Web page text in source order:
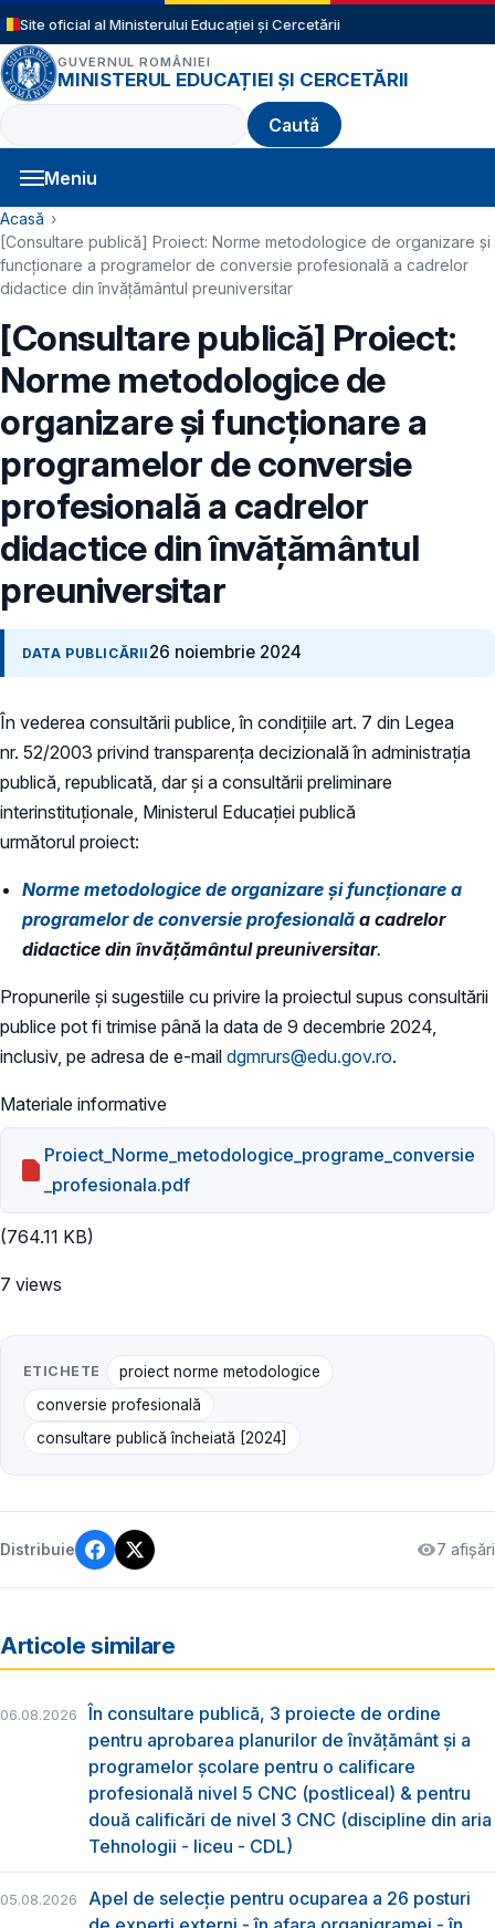
Sari la conținutul principal
Site oficial al Ministerului Educației și Cercetării
GUVERNUL ROMÂNIEI
MINISTERUL EDUCAȚIEI ȘI CERCETĂRII
Caută
Meniu
Navigație principală
Cale de navigare
Acasă
[Consultare publică] Proiect: Norme metodologice de organizare şi
funcționare a programelor de conversie profesională a cadrelor
didactice din învățământul preuniversitar
[Consultare publică] Proiect:
Norme metodologice de
organizare şi funcționare a
programelor de conversie
profesională a cadrelor
didactice din învățământul
preuniversitar
DATA PUBLICĂRII 26 noiembrie 2024
În vederea consultării publice, în condiţiile art. 7 din Legea
nr. 52/2003 privind transparenţa decizională în administraţia
publică, republicată, dar și a consultării preliminare
interinstituționale, Ministerul Educaţiei publică
următorul proiect:
Norme metodologice de organizare şi funcționare a
programelor de conversie profesională a cadrelor
didactice din învățământul preuniversitar.
Propunerile și sugestiile cu privire la proiectul supus consultării
publice pot fi trimise până la data de 9 decembrie 2024,
inclusiv, pe adresa de e-mail dgmrurs@edu.gov.ro.
Materiale informative
Proiect_Norme_metodologice_programe_conversie
_profesionala.pdf
(764.11 KB)
7 views
ETICHETE
proiect norme metodologice
conversie profesională
consultare publică încheiată [2024]
Distribuie 7 afișări
Articole similare
06.08.2026
În consultare publică, 3 proiecte de ordine
pentru aprobarea planurilor de învățământ și a
programelor școlare pentru o calificare
profesională nivel 5 CNC (postliceal) & pentru
două calificări de nivel 3 CNC (discipline din aria
Tehnologii - liceu - CDL)
05.08.2026
Apel de selecție pentru ocuparea a 26 posturi